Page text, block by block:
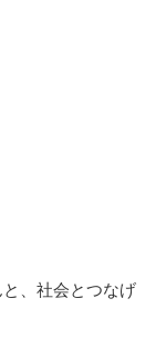
、社会とつなげ